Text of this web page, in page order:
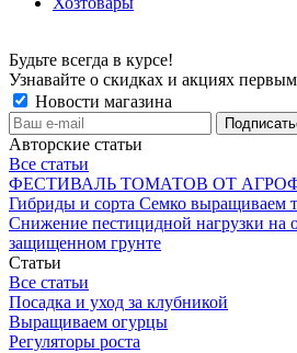
Будьте всегда в курсе!
Узнавайте о скидках и акциях первым
Новости магазина
Авторские статьи
Все статьи
ФЕСТИВАЛЬ ТОМАТОВ ОТ
Гибриды и сорта Семко выращиваем
Снижение пестицидной нагрузки на
защищенном грунте
Статьи
Все статьи
Посадка и уход за клубникой
Выращиваем огурцы
Регуляторы роста